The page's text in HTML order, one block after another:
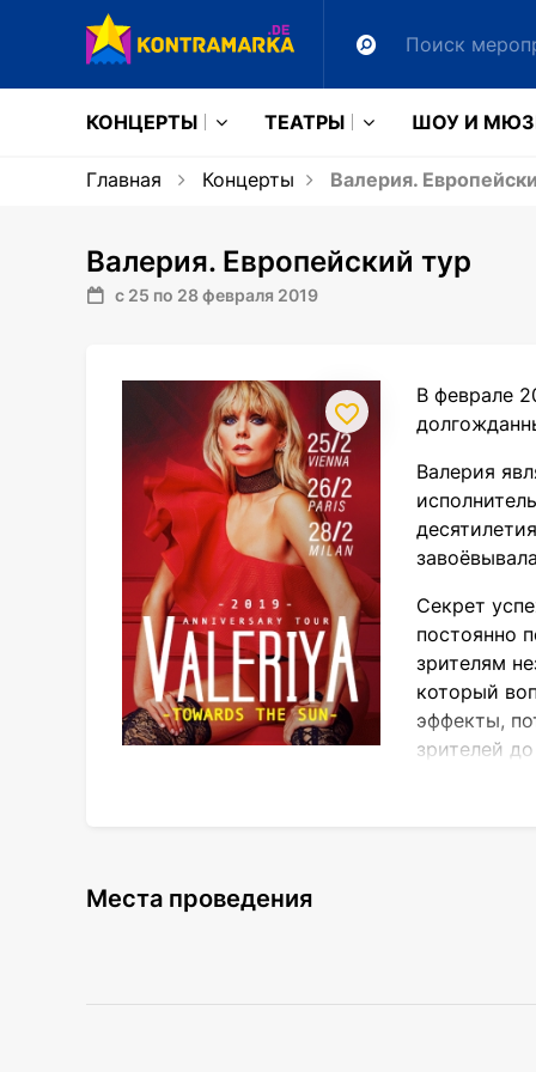
КОНЦЕРТЫ ТЕАТРЫ ШОУ И
Главная Концерты Валерия.
Валерия. Европейский тур
с 25 по 28 февраля 2019
В феврале
Валерия
Секрет
постоянно
зрителям
который
эффекты,
зрителей
Концертная программа «К Солнцу» -
неиссякаемой энергией певицы. В
приготовила немало сюрпризов и
Места проведения